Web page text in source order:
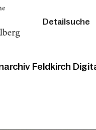
Detailsuche
Feldkirch